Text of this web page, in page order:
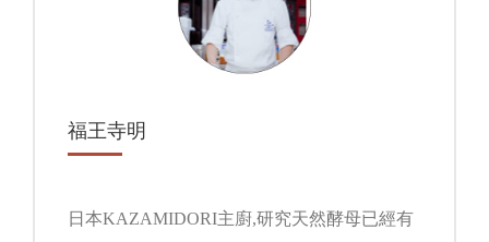
福王寺明
日本KAZAMIDORI主廚,研究天然酵母已經有